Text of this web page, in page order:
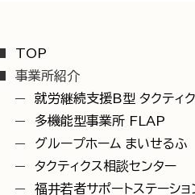
TOP
事業所紹介
就労継続支援B型 タクティ
多機能型事業所 FLAP
グループホーム まいせるふ
タクティクス相談センター
福井若者サポートステーショ